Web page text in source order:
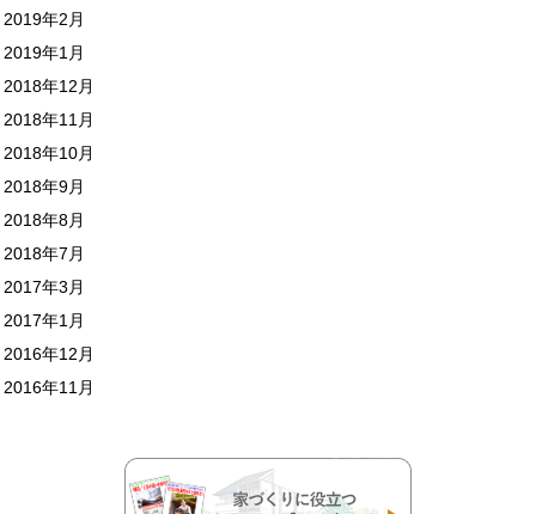
2019年2月
2019年1月
2018年12月
2018年11月
2018年10月
2018年9月
2018年8月
2018年7月
2017年3月
2017年1月
2016年12月
2016年11月